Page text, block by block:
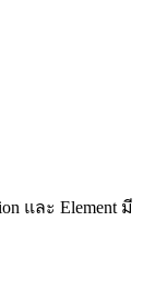
และ Element มี